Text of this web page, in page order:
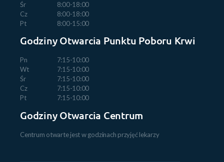
Śr
Cz
Pt
8:00-18:00
8:00-18:00
8:00-15:00
Godziny Otwarcia Punktu Poboru Krwi
Pn
Wt
Śr
Cz
Pt
7:15-10:00
7:15-10:00
7:15-10:00
7:15-10:00
7:15-10:00
Godziny Otwarcia Centrum
Centrum otwarte jest w godzinach przyjęć lekarzy